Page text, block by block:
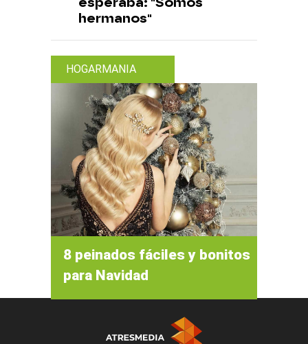
hermanos"
HOGARMANIA
8 peinados fáciles y bonitos
para Navidad